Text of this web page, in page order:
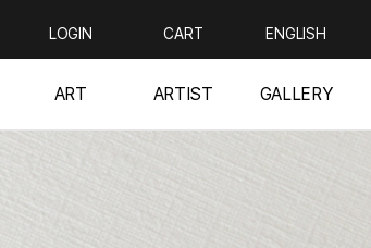
LOGIN CART ENGLISH
ART ARTIST GALLERY